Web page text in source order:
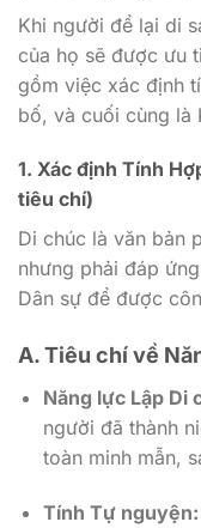
Khi người để lại di
của họ sẽ được ưu
gồm việc xác định
bố, và cuối cùng là
1. Xác định Tính
tiêu chí)
Di chúc là văn bản
nhưng phải đáp
Dân sự để được
A. Tiêu chí về
Năng lực Lập Di
người đã thành
toàn minh mẫn,
Tính Tự nguyện: